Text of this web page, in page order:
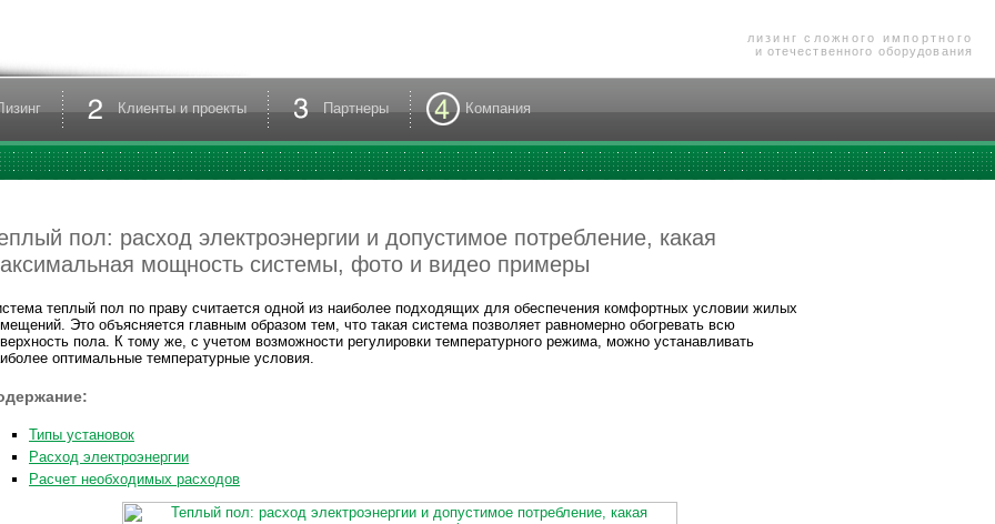
лизинг сложного импортного
и отечественного оборудования
Клиенты и проекты Партнеры Компания
пол: расход электроэнергии и допустимое потребление, какая
мощность системы, фото и видео примеры
теплый пол по праву считается одной из наиболее подходящих для обеспечения комфортных условии жилых
Это объясняется главным образом тем, что такая система позволяет равномерно обогревать всю
пола. К тому же, с учетом возможности регулировки температурного режима, можно устанавливать
оптимальные температурные условия.
Типы установок
Расход электроэнергии
Расчет необходимых расходов